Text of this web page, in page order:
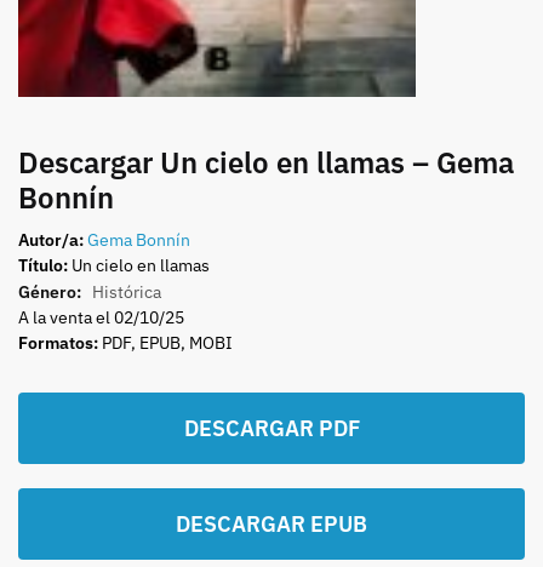
Descargar Un cielo en llamas – Gema
Bonnín
Autor/a:Gema Bonnín
Título: Un cielo en llamas
Género: Histórica
A la venta el 02/10/25
Formatos: PDF, EPUB, MOBI
DESCARGAR PDF
DESCARGAR EPUB